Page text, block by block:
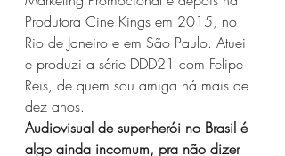
Produtora Cine Kings em 2015, no
Rio de Janeiro e em São Paulo. Atuei
e produzi a série DDD21 com Felipe
Reis, de quem sou amiga há mais de
dez anos.
Audiovisual de super-herói no Brasil é
algo ainda incomum, pra não dizer